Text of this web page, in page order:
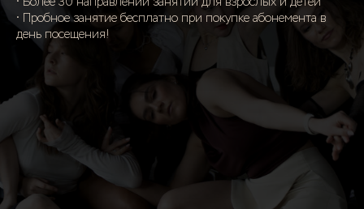
• Пробное занятие бесплатно при покупке абонемента в
день посещения!